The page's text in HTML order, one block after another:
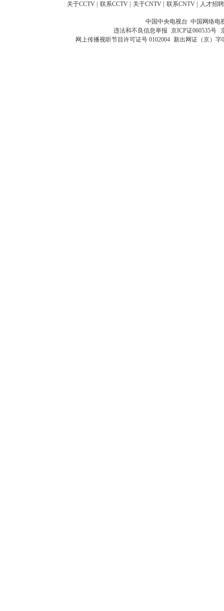
关于CCTV 联系CCTV 关于CNTV 联系CNTV 人才招聘
中国中央电视台 中国网络电
违法和不良信息举报 京ICP证060535号
网上传播视听节目许可证号 0102004 新出网证（京）